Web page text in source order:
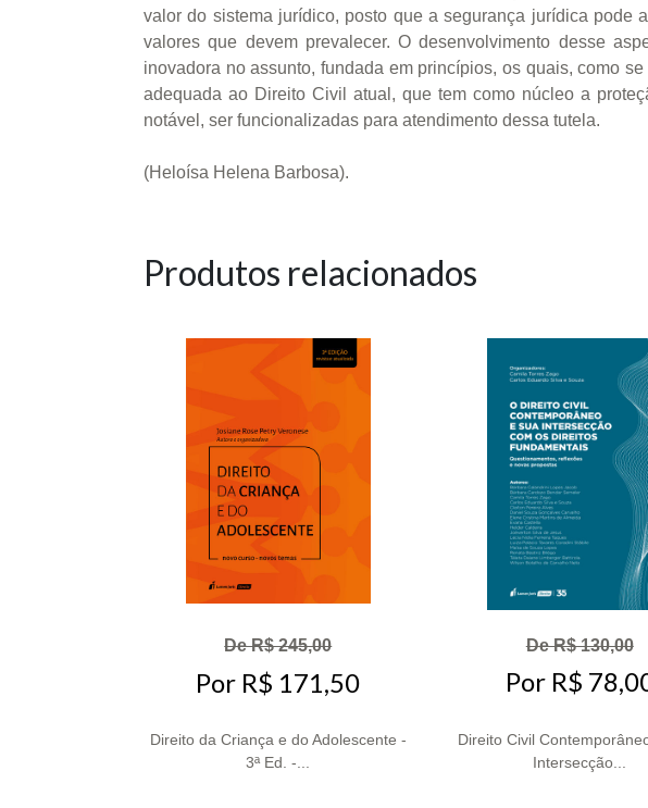
valor do sistema jurídico, posto que a segurança jurídica pode
valores que devem prevalecer. O desenvolvimento desse
inovadora no assunto, fundada em princípios, os quais, como
adequada ao Direito Civil atual, que tem como núcleo a
notável, ser funcionalizadas para atendimento dessa tutela.
(Heloísa Helena Barbosa).
Produtos relacionados
De R$ 245,00
Por R$ 171,50
Direito da Criança e do Adolescente -
3ª Ed. -...
De R$ 130,00
Por R$
Direito Civil
Intersecção...